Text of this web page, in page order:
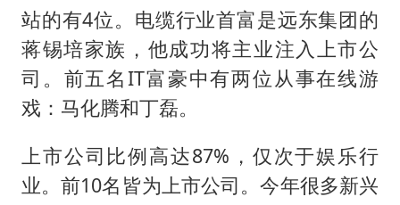
站的有4位。电缆行业首富是远东集团的
蒋锡培家族，他成功将主业注入上市公
司。前五名IT富豪中有两位从事在线游
戏：马化腾和丁磊。
上市公司比例高达87%，仅次于娱乐行
业。前10名皆为上市公司。今年很多新兴